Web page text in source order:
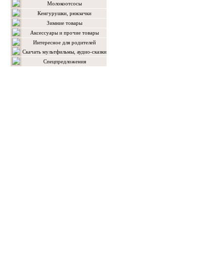
Молокоотсосы
Кенгурушки, рюкзачки
Зимние товары
Аксессуары и прочие товары
Интересное для родителей
Скачать мультфильмы, аудио-сказки
Спецпредложения